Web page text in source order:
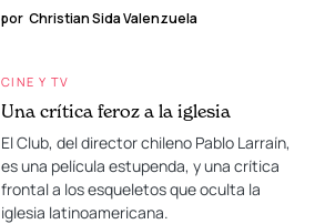
por Christian Sida Valenzuela
CINE Y TV
Una crítica feroz a la iglesia
El Club, del director chileno Pablo Larraín,
es una película estupenda, y una crítica
frontal a los esqueletos que oculta la
iglesia latinoamericana.